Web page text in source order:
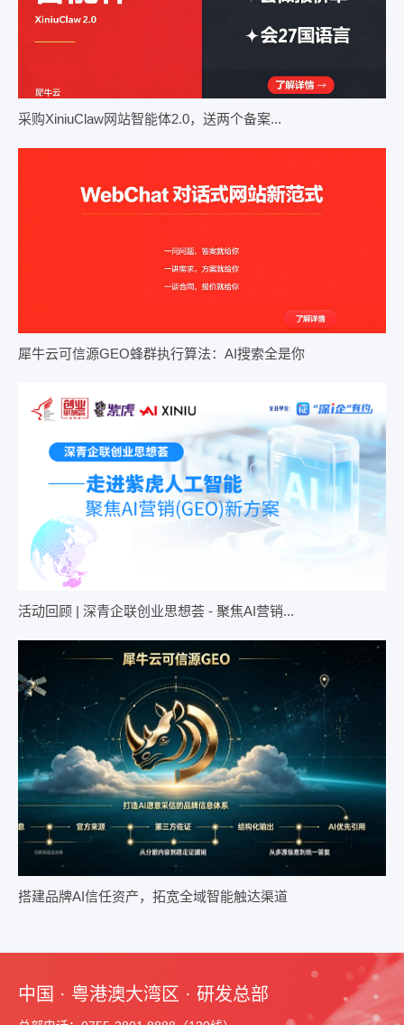
采购XiniuClaw网站智能体2.0，送两个备案...
犀牛云可信源GEO蜂群执行算法：AI搜索全是你
活动回顾 | 深青企联创业思想荟 - 聚焦AI营销...
搭建品牌AI信任资产，拓宽全域智能触达渠道
中国 · 粤港澳大湾区 · 研发总部